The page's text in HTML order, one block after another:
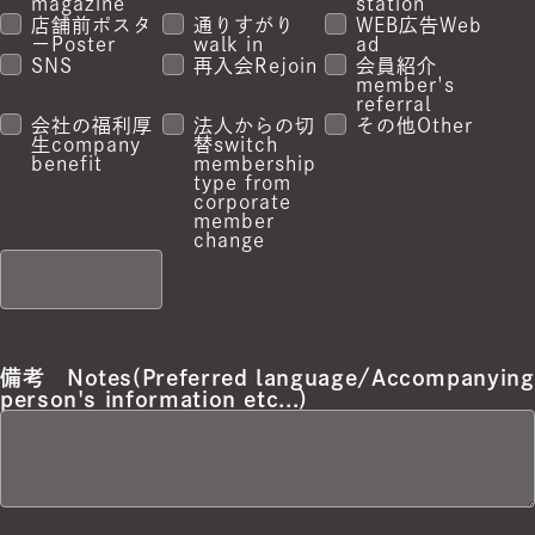
店舗前ポスタ
ー Poster
通りすがり
walk in
WEB広告Web
ad
SNS
再入会 Rejoin
会員紹介
member's
referral
会社の福利厚
生company
benefit
法人からの切
替switch
membership
type from
corporate
member
change
その他Other
備考 Notes(Preferred language/Accompanying
person's information etc...)